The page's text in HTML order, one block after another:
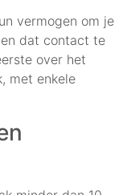
vermogen om je
dat contact te
over het
met enkele